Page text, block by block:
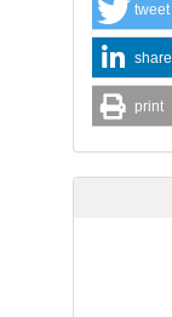
tweet
share
print